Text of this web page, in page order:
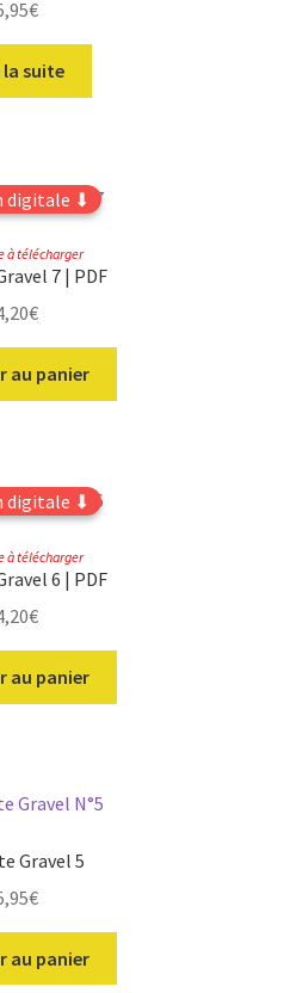
€
la suite
digitale ⬇
à télécharger
7 | PDF
€
au panier
digitale ⬇
à télécharger
6 | PDF
€
au panier
Gravel 5
€
au panier